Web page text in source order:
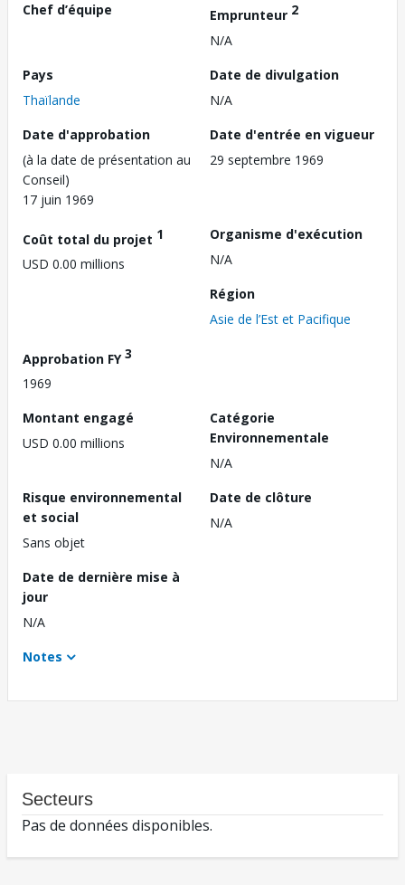
Chef d’équipe
Emprunteur 2
N/A
Pays
Thaïlande
Date de divulgation
N/A
Date d'approbation
(à la date de présentation au
Conseil)
17 juin 1969
Date d'entrée en vigueur
29 septembre 1969
Coût total du projet 1
USD 0.00 millions
Organisme d'exécution
N/A
Région
Asie de l’Est et Pacifique
Approbation FY3
1969
Montant engagé
USD 0.00 millions
Catégorie
Environnementale
N/A
Risque environnemental
et social
Sans objet
Date de clôture
N/A
Date de dernière mise à
jour
N/A
Notes
Secteurs
Pas de données disponibles.